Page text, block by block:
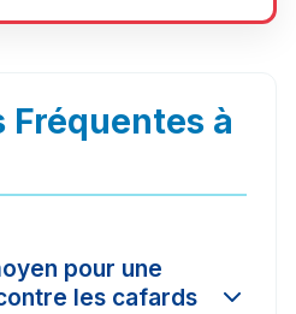
Fréquentes à
pour une
les cafards